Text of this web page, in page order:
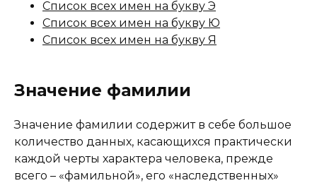
Список всех имен на букву Э
Список всех имен на букву Ю
Список всех имен на букву Я
Значение фамилии
Значение фамилии содержит в себе большое
количество данных, касающихся практически
каждой черты характера человека, прежде
всего – «фамильной», его «наследственных»